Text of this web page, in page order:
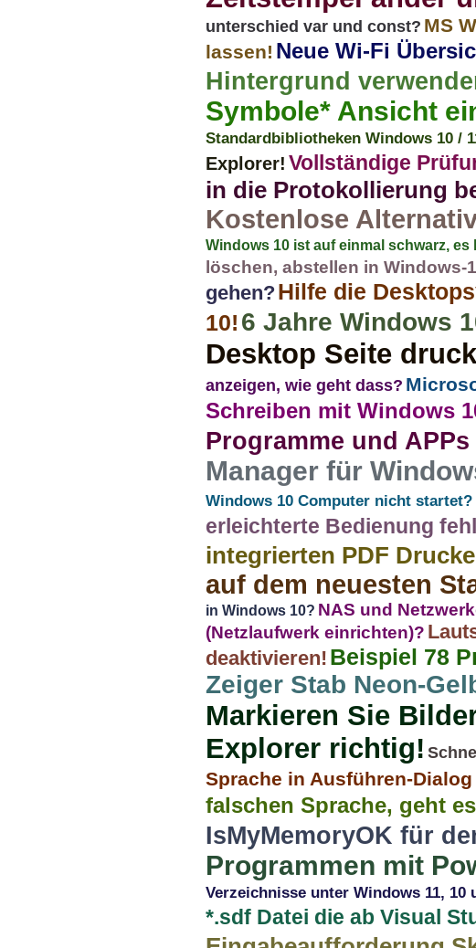
unterschied var und const? MS
lassen! Neue Wi-Fi
Hintergrund
Symbole* Ansicht
Standardbibliotheken Windows 10 /
Explorer! Vollständige
in die Protokollierung
Kostenlose
Windows 10 ist auf einmal schwarz,
löschen, abstellen in Windows-
gehen? Hilfe die
10! 6 Jahre Windows
Desktop Seite
anzeigen, wie geht dass?
Schreiben mit Windows
Programme und
Manager für
Windows 10 Computer nicht startet?
erleichterte Bedienung
integrierten PDF
auf dem neuesten
in Windows 10? NAS und
(Netzlaufwerk einrichten)?
deaktivieren! Beispiel 78
Zeiger Stab Neon-
Markieren Sie
Explorer richtig!
Sprache in Ausführen-
falschen Sprache, geht
IsMyMemoryOK für
Programmen mit
Verzeichnisse unter Windows 11, 10
*.sdf Datei die ab Visual